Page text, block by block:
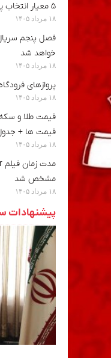
۵ معیار انتخاب پروژه‌های راهبردی صنعت و معدن
۱۸ مرداد ۱۴۰۵
خواهد شد
۱۸ مرداد ۱۴۰۵
پروازهای
۱۸ مرداد ۱۴۰۵
قیمت ها +
۱۸ مرداد ۱۴۰۵
مشخص شد
۱۸ مرداد ۱۴۰۵
پیشنهادات